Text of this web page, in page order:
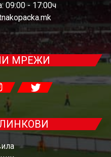
09:00 - 17:00ч
МРЕЖИ